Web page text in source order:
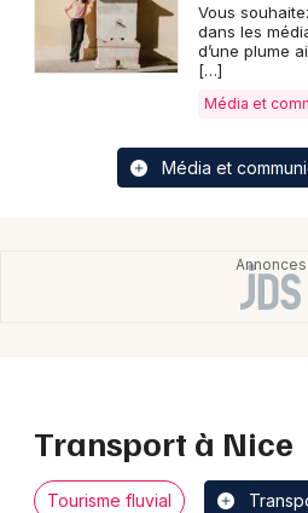
Vous
dans les
d’une plume
[…]
Média et
Média et
Transport à Nice
Tourisme fluvial